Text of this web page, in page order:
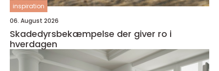
inspiration
06. August 2026
Skadedyrsbekæmpelse der giver ro i
hverdagen